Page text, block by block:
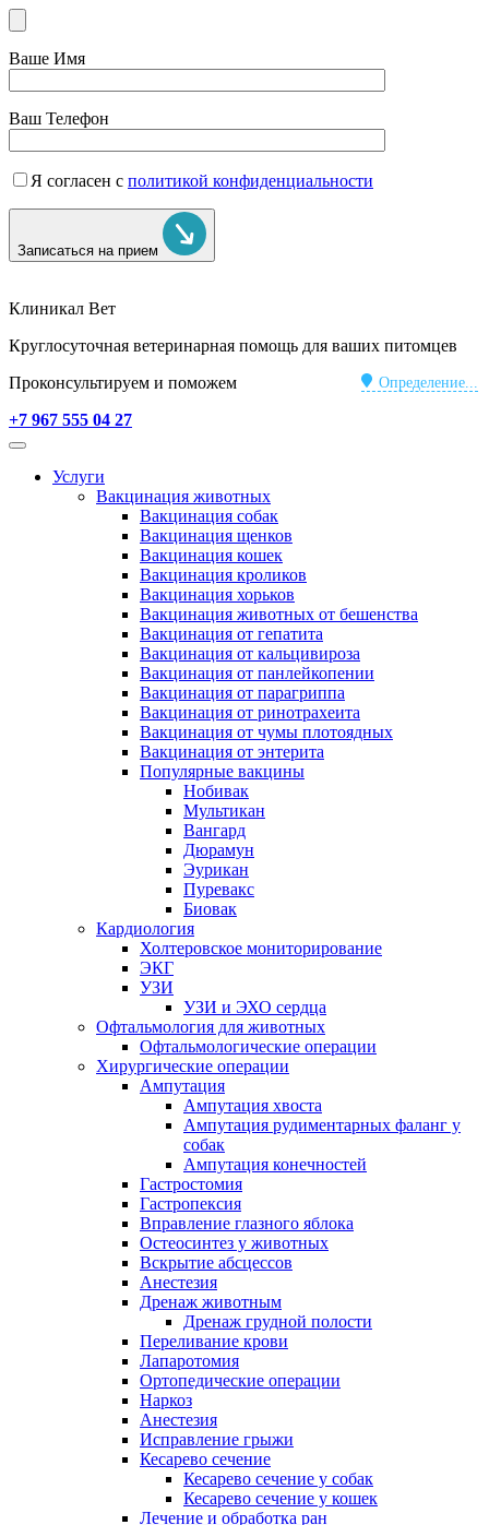
Ваше Имя
Ваш Телефон
Я согласен с политикой конфиденциальности
Записаться на прием
Клиникал Вет
Круглосуточная ветеринарная помощь для ваших питомцев
Определение...
Проконсультируем и поможем
+7 967 555 04 27
Услуги
Вакцинация животных
Вакцинация собак
Вакцинация щенков
Вакцинация кошек
Вакцинация кроликов
Вакцинация хорьков
Вакцинация животных от бешенства
Вакцинация от гепатита
Вакцинация от кальцивироза
Вакцинация от панлейкопении
Вакцинация от парагриппа
Вакцинация от ринотрахеита
Вакцинация от чумы плотоядных
Вакцинация от энтерита
Популярные вакцины
Нобивак
Мультикан
Вангард
Дюрамун
Эурикан
Пуревакс
Биовак
Кардиология
Холтеровское мониторирование
ЭКГ
УЗИ
УЗИ и ЭХО сердца
Офтальмология для животных
Офтальмологические операции
Хирургические операции
Ампутация
Ампутация хвоста
Ампутация рудиментарных фаланг у
собак
Ампутация конечностей
Гастростомия
Гастропексия
Вправление глазного яблока
Остеосинтез у животных
Вскрытие абсцессов
Анестезия
Дренаж животным
Дренаж грудной полости
Переливание крови
Лапаротомия
Ортопедические операции
Наркоз
Анестезия
Исправление грыжи
Кесарево сечение
Кесарево сечение у собак
Кесарево сечение у кошек
Лечение и обработка ран